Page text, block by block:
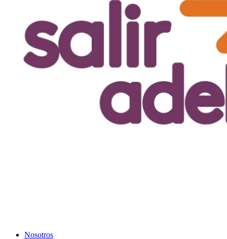
Nosotros